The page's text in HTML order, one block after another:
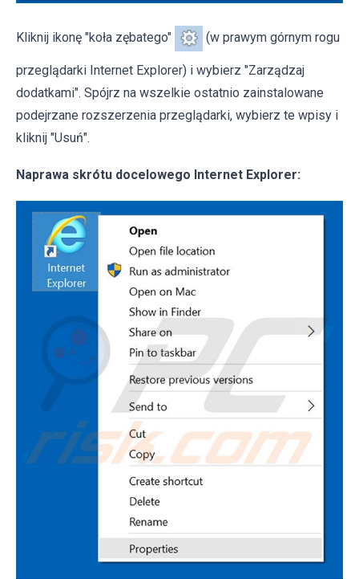
Kliknij ikonę "koła zębatego" (w prawym górnym rogu
przeglądarki Internet Explorer) i wybierz "Zarządzaj
dodatkami". Spójrz na wszelkie ostatnio zainstalowane
podejrzane rozszerzenia przeglądarki, wybierz te wpisy i
kliknij "Usuń".
Naprawa skrótu docelowego Internet Explorer: